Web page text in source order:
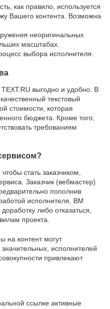
как правило, используется
Вашего контента. Возможна
неоригинальных
масштабах.
выбора исполнителя.
выгодно и удобно. В
текстовый
стоимости, которая
бюджета. Кроме того,
требованиям
стать заказчиком,
Заказчик (вебмастер)
пополнив
исполнителя, ВМ
либо отказаться,
проекта.
на контент могут
исполнителей
привлекают
ссылке активные